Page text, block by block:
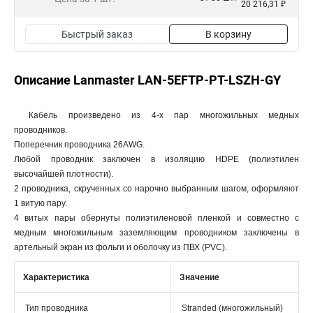
20 216,31 ₽
Быстрый заказ В корзину
Описание Lanmaster LAN-5EFTP-PT-LSZH-GY
Кабель произведено из 4-х пар многожильных медных
проводников.
Поперечник проводника 26AWG.
Любой проводник заключен в изоляцию HDPE (полиэтилен
высочайшей плотности).
2 проводника, скрученных со нарочно выбранным шагом, оформляют
1 витую пару.
4 витых пары обернуты полиэтиленовой пленкой и совместно с
медным многожильным заземляющим проводником заключены в
артельный экран из фольги и оболочку из ПВХ (PVC).
Характеристика Значение
Тип проводника Stranded (многожильный)